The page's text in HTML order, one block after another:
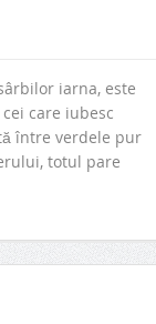
iarna, este
care iubesc
între verdele pur
totul pare